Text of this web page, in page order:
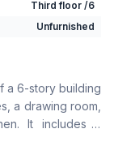
Third floor /6
Unfurnished
Yes
Yes
Yes
a 6-story building
a drawing room,
It includes a
it a great option